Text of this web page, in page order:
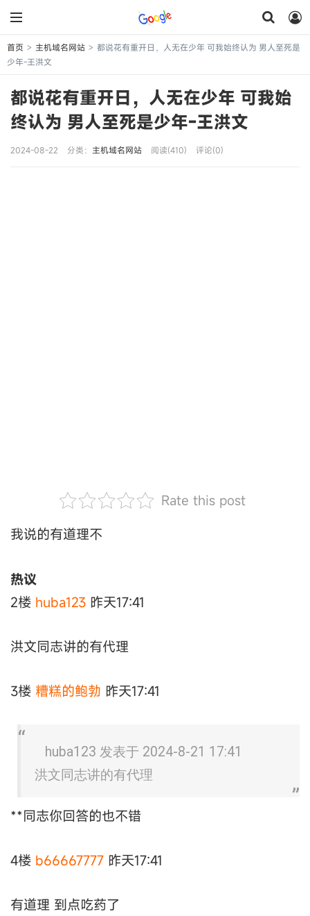
首页 > 主机域名网站 > 都说花有重开日，人无在少年 可我始终认为 男人至死是
少年-王洪文
都说花有重开日，人无在少年 可我始
终认为 男人至死是少年-王洪文
2024-08-22 分类： 主机域名网站 阅读(410) 评论(0)
Rate this post
我说的有道理不
热议
2楼 huba123 昨天17:41
洪文同志讲的有代理
3楼 糟糕的鲍勃 昨天17:41
huba123 发表于 2024-8-21 17:41
洪文同志讲的有代理
**同志你回答的也不错
4楼 b66667777 昨天17:41
有道理 到点吃药了